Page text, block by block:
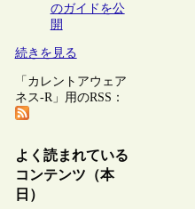
のガイドを公
開
続きを見る
「カレントアウェア
ネス-R」用のRSS：
よく読まれている
コンテンツ（本
日）